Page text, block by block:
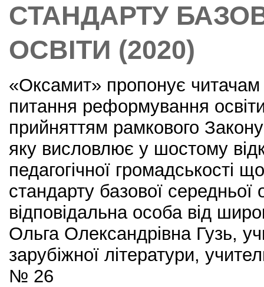
СТАНДАРТУ
ОСВІТИ (2020)
«Оксамит» пропонує
питання реформування освіти
прийняттям рамкового
яку висловлює у шостому
педагогічної громадськості
стандарту базової середньої
відповідальна особа від
Ольга Олександрівна Гузь,
зарубіжної літератури,
№ 26